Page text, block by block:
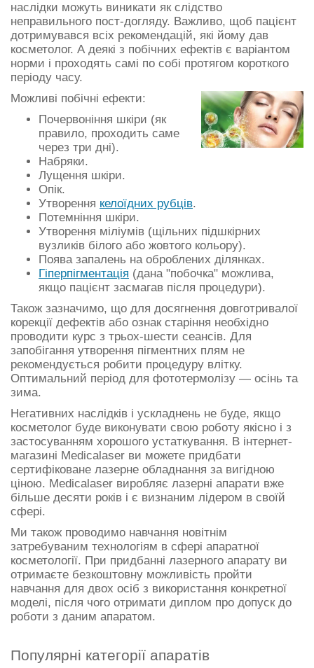
наслідки можуть виникати як слідство
неправильного пост-догляду. Важливо, щоб пацієнт
дотримувався всіх рекомендацій, які йому дав
косметолог. А деякі з побічних ефектів є варіантом
норми і проходять самі по собі протягом короткого
періоду часу.
Можливі побічні ефекти:
Почервоніння шкіри (як
правило, проходить саме
через три дні).
Набряки.
Лущення шкіри.
Опік.
Утворення келоїдних рубців.
Потемніння шкіри.
Утворення міліумів (щільних підшкірних
вузликів білого або жовтого кольору).
Поява запалень на оброблених ділянках.
Гіперпігментація (дана "побочка" можлива,
якщо пацієнт засмагав після процедури).
Також зазначимо, що для досягнення довготривалої
корекції дефектів або ознак старіння необхідно
проводити курс з трьох-шести сеансів. Для
запобігання утворення пігментних плям не
рекомендується робити процедуру влітку.
Оптимальний період для фототермолізу — осінь та
зима.
Негативних наслідків і ускладнень не буде, якщо
косметолог буде виконувати свою роботу якісно і з
застосуванням хорошого устаткування. В інтернет-
магазині Medicalaser ви можете придбати
сертифіковане лазерне обладнання за вигідною
ціною. Medicalaser виробляє лазерні апарати вже
більше десяти років і є визнаним лідером в своїй
сфері.
Ми також проводимо навчання новітнім
затребуваним технологіям в сфері апаратної
косметології. При придбанні лазерного апарату ви
отримаєте безкоштовну можливість пройти
навчання для двох осіб з використання конкретної
моделі, після чого отримати диплом про допуск до
роботи з даним апаратом.
Популярні категорії апаратів